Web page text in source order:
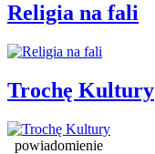
Religia na fali
Trochę Kultury
powiadomienie